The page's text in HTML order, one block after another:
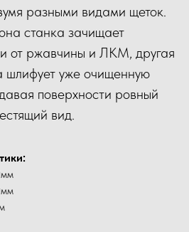
разными видами щеток.
станка зачищает
от ржавчины и ЛКМ, другая
шлифует уже очищенную
поверхности ровный
вид.